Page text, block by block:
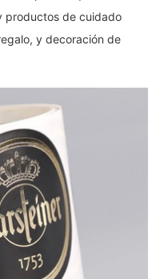
productos de cuidado
y decoración de